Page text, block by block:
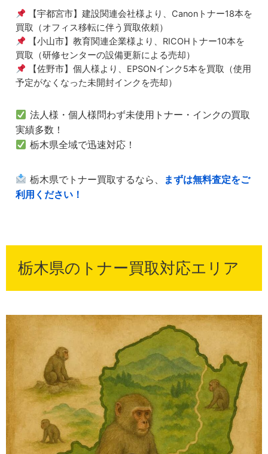
【宇都宮市】建設関連会社様より、Canonトナー18本を
買取（オフィス移転に伴う買取依頼）
【小山市】教育関連企業様より、RICOHトナー10本を
買取（研修センターの設備更新による売却）
【佐野市】個人様より、EPSONインク5本を買取（使用
予定がなくなった未開封インクを売却）
法人様・個人様問わず未使用トナー・インクの買取
実績多数！
栃木県全域で迅速対応！
栃木県でトナー買取するなら、
まずは無料査定をご
利用ください！
栃木県のトナー買取対応エリア